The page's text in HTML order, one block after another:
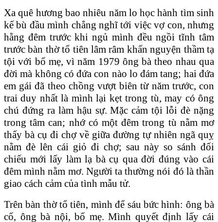
Xa quê hương bao nhiêu năm lo học hành tìm sinh
kế bù đầu mình chẳng nghĩ tới việc vợ con, nhưng
hằng đêm trước khi ngủ mình đều ngồi tĩnh tâm
trước bàn thờ tổ tiên lâm râm khấn nguyện thầm tạ
tội với bố mẹ, vì năm 1979 ông bà theo nhau qua
đời mà không có đứa con nào lo đám tang; hai đứa
em gái đã theo chồng vượt biên từ năm trước, con
trai duy nhất là mình lại kẹt trong tù, may có ông
chú đứng ra làm hậu sự. Mặc cảm tội lỗi đè nặng
trong tâm can; nhớ có một đêm trong tù nằm mơ
thấy bà cụ đi chợ về giữa đường tự nhiên ngã quỵ
nằm đè lên cái giỏ đi chợ; sau này so sánh đối
chiếu mới lấy làm lạ bà cụ qua đời đúng vào cái
đêm mình nằm mơ. Người ta thường nói đó là thần
giao cách cảm của tình mẫu tử.
Trên bàn thờ tổ tiên, mình để sáu bức hình: ông bà
cố, ông bà nội, bố mẹ. Mình quyết định lấy cái